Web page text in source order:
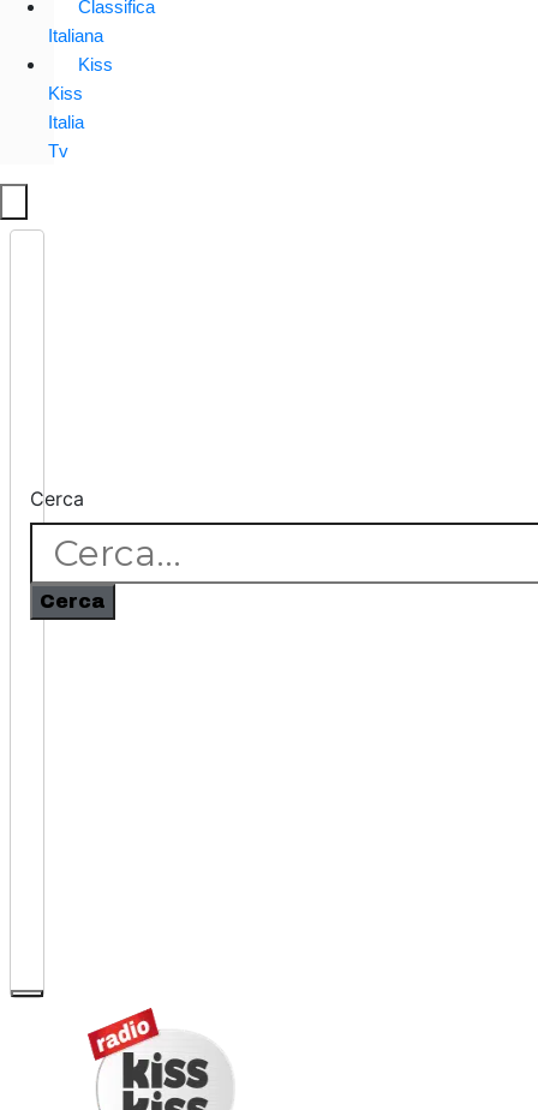
Classifica
Italiana
Kiss
Kiss
Italia
Tv
Cerca
Cerca